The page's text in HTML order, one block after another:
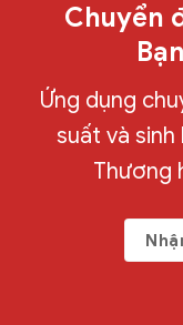
Chuyển
Ứng dụng
suất và sinh
Thương